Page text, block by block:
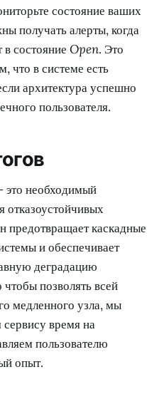
состояние ваших
получать алерты, когда
состояние Open. Это
что в системе есть
архитектура успешно
пользователя.
необходимый
отказоустойчивых
предотвращает каскадные
и обеспечивает
деградацию
позволять всей
медленного узла, мы
время на
пользователю
опыт.